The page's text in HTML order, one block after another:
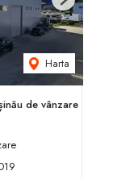
Harta
Next
de vânzare